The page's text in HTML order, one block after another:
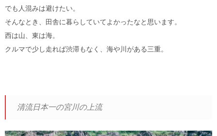
でも人混みは避けたい。
そんなとき、田舎に暮らしていてよかったなと思います。
西は山、東は海。
クルマで少し走れば渋滞もなく、海や川がある三重。
清流日本一の宮川の上流